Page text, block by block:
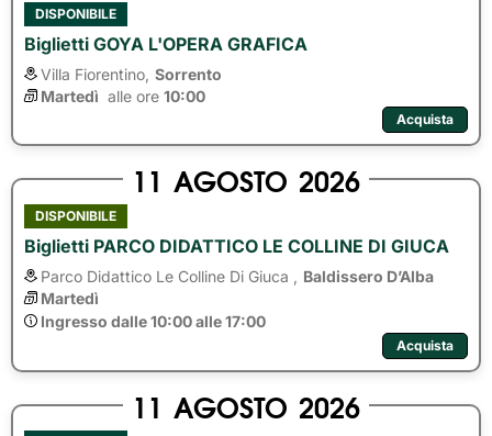
DISPONIBILE
Biglietti GOYA L'OPERA GRAFICA
Villa Fiorentino, Sorrento
Martedì alle ore 10:00
Acquista
11 AGOSTO 2026
DISPONIBILE
Biglietti PARCO DIDATTICO LE COLLINE DI GIUCA
Parco Didattico Le Colline Di Giuca ,
Baldissero D’Alba
Martedì
Ingresso dalle 10:00 alle 17:00
Acquista
11 AGOSTO 2026